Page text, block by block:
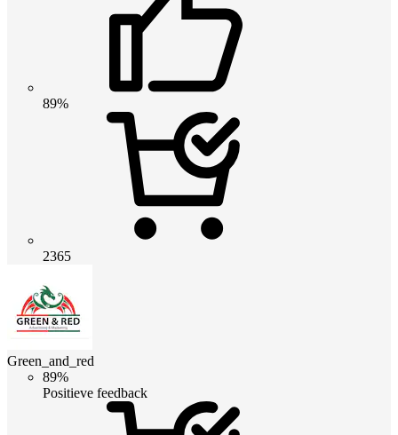
89%
2365
Green_and_red
89%
Positieve feedback